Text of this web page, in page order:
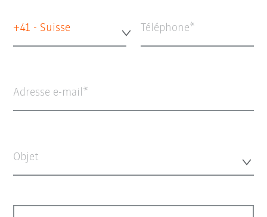
+41 - Suisse Téléphone
Adresse e-mail
Objet